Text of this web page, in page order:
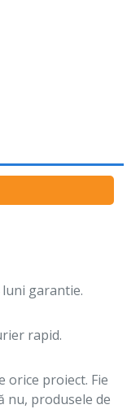
garantie.
rapid.
orice proiect. Fie
nu, produsele de